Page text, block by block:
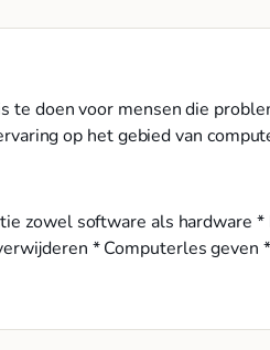
te doen voor mensen die
op het gebied van
zowel software als hardware *
* Computerles geven